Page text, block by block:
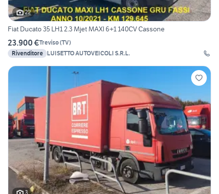
22
Fiat Ducato 35 LH1 2.3 Mjet MAXI 6+1 140CV Cassone
23.900 €Treviso(TV)
Rivenditore LUISETTO AUTOVEICOLI S.R.L.
3